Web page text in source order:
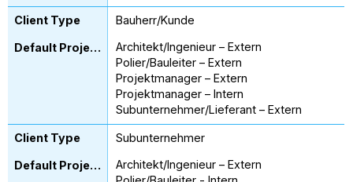
Bauherr/Kunde
Architekt/Ingenieur – Extern
Polier/Bauleiter – Extern
Projektmanager – Extern
Projektmanager – Intern
Subunternehmer/Lieferant – Extern
Subunternehmer
Architekt/Ingenieur – Extern